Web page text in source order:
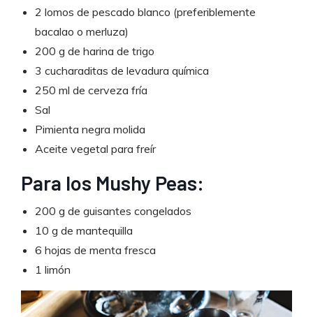
2 lomos de pescado blanco (preferiblemente
bacalao o merluza)
200 g de harina de trigo
3 cucharaditas de levadura química
250 ml de cerveza fría
Sal
Pimienta negra molida
Aceite vegetal para freír
Para los Mushy Peas:
200 g de guisantes congelados
10 g de mantequilla
6 hojas de menta fresca
1 limón